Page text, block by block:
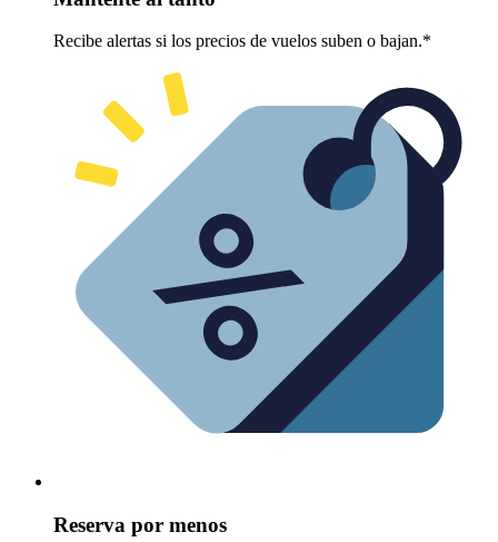
Recibe alertas si los precios de vuelos suben o bajan.*
Reserva por menos